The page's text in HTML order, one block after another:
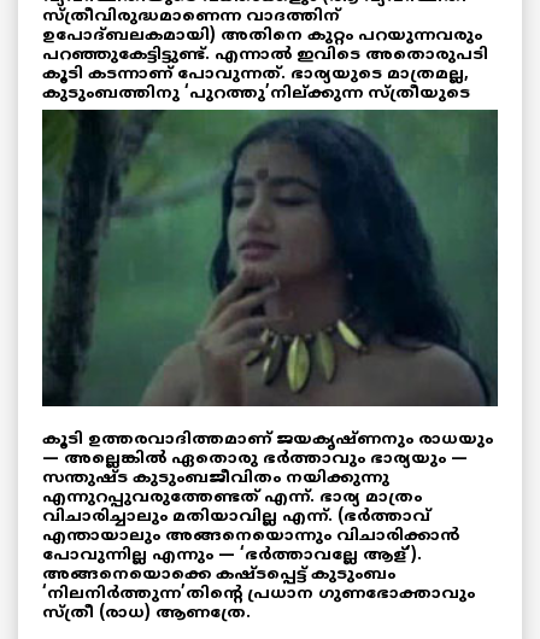
സ്ത്രീവിരുദ്ധമാണെന്ന വാദത്തിന്
ഉപോദ്ബലകമായി) അതിനെ കുറ്റം പറയുന്നവരും
പറഞ്ഞുകേട്ടിട്ടുണ്ട്. എന്നാൽ ഇവിടെ അതൊരുപടി
കൂടി കടന്നാണ് പോവുന്നത്. ഭാര്യയുടെ മാത്രമല്ല,
കുടുംബത്തിനു ‘പുറത്തു’നില്ക്കുന്ന സ്ത്രീയുടെ
കൂടി ഉത്തരവാദിത്തമാണ് ജയകൃഷ്ണനും രാധയും
— അല്ലെങ്കിൽ ഏതൊരു ഭർത്താവും ഭാര്യയും —
സന്തുഷ്ട കുടുംബജീവിതം നയിക്കുന്നു
എന്നുറപ്പുവരുത്തേണ്ടത് എന്ന്. ഭാര്യ മാത്രം
വിചാരിച്ചാലും മതിയാവില്ല എന്ന്. (ഭർത്താവ്
എന്തായാലും അങ്ങനെയൊന്നും വിചാരിക്കാൻ
പോവുന്നില്ല എന്നും — ‘ഭർത്താവല്ലേ ആള്’).
അങ്ങനെയൊക്കെ കഷ്ടപ്പെട്ട് കുടുംബം
‘നിലനിർത്തുന്ന’തിന്റെ പ്രധാന ഗുണഭോക്താവും
സ്ത്രീ (രാധ) ആണത്രേ.